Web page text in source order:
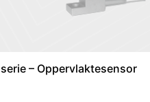
– Oppervlaktesensor